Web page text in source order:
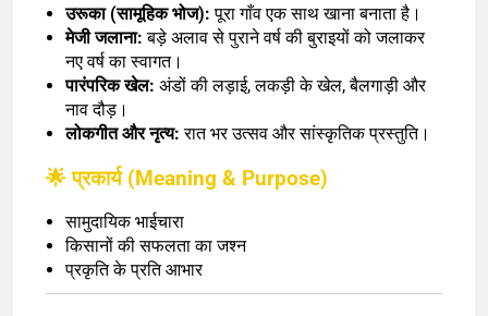
उरूका (सामूहिक भोज): पूरा गाँव एक साथ खाना बनाता है।
मेजी जलाना: बड़े अलाव से पुराने वर्ष की बुराइयों को जलाकर
नए वर्ष का स्वागत।
पारंपरिक खेल: अंडों की लड़ाई, लकड़ी के खेल, बैलगाड़ी और
नाव दौड़।
लोकगीत और नृत्य: रात भर उत्सव और सांस्कृतिक प्रस्तुति।
🌟 प्रकार्य (Meaning & Purpose)
सामुदायिक भाईचारा
किसानों की सफलता का जश्न
प्रकृति के प्रति आभार